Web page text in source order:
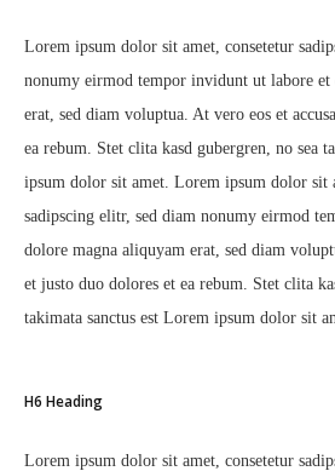
Lorem ipsum dolor sit amet, consetetur
nonumy eirmod tempor invidunt ut labore et
erat, sed diam voluptua. At vero eos et
ea rebum. Stet clita kasd gubergren, no sea
ipsum dolor sit amet. Lorem ipsum dolor sit
sadipscing elitr, sed diam nonumy eirmod
dolore magna aliquyam erat, sed diam
et justo duo dolores et ea rebum. Stet clita
takimata sanctus est Lorem ipsum dolor sit
H6 Heading
Lorem ipsum dolor sit amet, consetetur